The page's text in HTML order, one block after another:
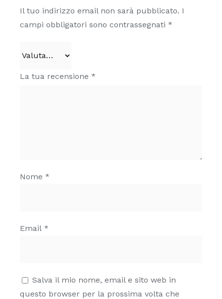
Il tuo indirizzo email non sarà pubblicato. I
campi obbligatori sono contrassegnati *
La tua recensione *
Nome *
Email *
Salva il mio nome, email e sito web in
questo browser per la prossima volta che